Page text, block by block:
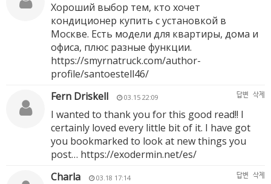
Хороший выбор тем, кто хочет
кондиционер купить с установкой в
Москве. Есть модели для квартиры, дома и
офиса, плюс разные функции.
https://smyrnatruck.com/author-
profile/santoestell46/
Fern Driskell
03.15 22:09 답변 삭제
I wanted to thank you for this good read!! I
certainly loved every little bit of it. I have got
you bookmarked to look at new things you
post… https://exodermin.net/es/
Charla
03.18 17:14 답변 삭제